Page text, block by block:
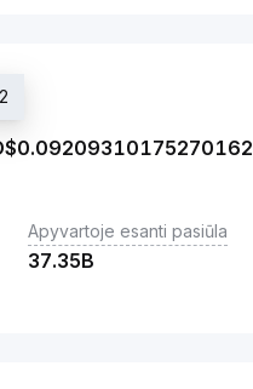
0.09209310175270162
Apyvartoje esanti pasiūla
37.35B